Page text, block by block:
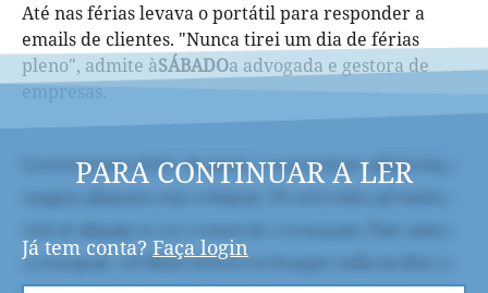
Até nas férias levava o portátil para responder a
emails de clientes. "Nunca tirei um dia de férias
pleno", admite àSÁBADOa advogada e gestora de
empresas.
PARA CONTINUAR A LER
Já tem conta? Faça login